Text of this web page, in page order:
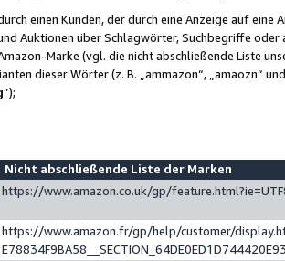
einen Kunden, der durch eine Anzeige auf
Auktionen über Schlagwörter, Suchbegriffe
Marke (vgl. die nicht abschließende Liste
dieser Wörter (z. B. „ammazon“, „amaozn“
”);
Nicht abschließende Liste der Marken
https://www.amazon.co.uk/gp/
https://www.amazon.fr/gp/help/customer/